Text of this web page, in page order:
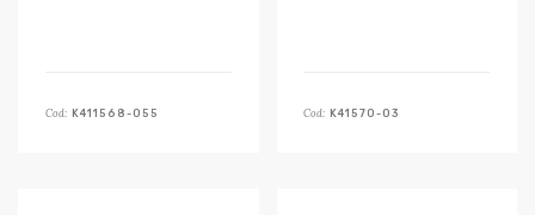
Cod: K411568-055 Cod: K41570-03